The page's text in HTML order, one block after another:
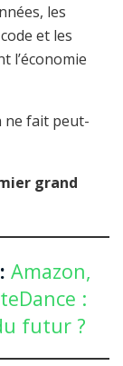
les
et les
l’économie
ne fait peut-
grand
Amazon,
:
futur ?